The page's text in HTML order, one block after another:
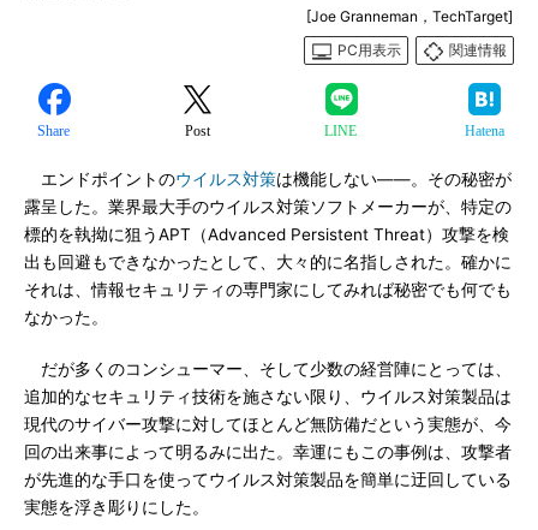
[Joe Granneman，TechTarget]
PC用表示
関連情報
Share Post LINE Hatena
エンドポイントのウイルス対策は機能しない――。その秘密が
露呈した。業界最大手のウイルス対策ソフトメーカーが、特定の
標的を執拗に狙うAPT（Advanced Persistent Threat）攻撃を検
出も回避もできなかったとして、大々的に名指しされた。確かに
それは、情報セキュリティの専門家にしてみれば秘密でも何でも
なかった。
だが多くのコンシューマー、そして少数の経営陣にとっては、
追加的なセキュリティ技術を施さない限り、ウイルス対策製品は
現代のサイバー攻撃に対してほとんど無防備だという実態が、今
回の出来事によって明るみに出た。幸運にもこの事例は、攻撃者
が先進的な手口を使ってウイルス対策製品を簡単に迂回している
実態を浮き彫りにした。